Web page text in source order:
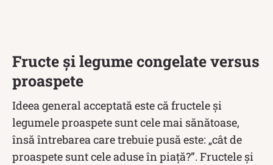
Fructe și legume congelate versus
proaspete
Ideea general acceptată este că fructele și
legumele proaspete sunt cele mai sănătoase,
însă întrebarea care trebuie pusă este: „cât de
proaspete sunt cele aduse în piață?”. Fructele și